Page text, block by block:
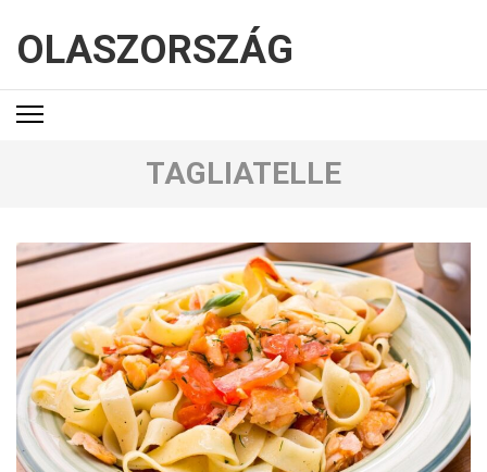
OLASZORSZÁG
TAGLIATELLE